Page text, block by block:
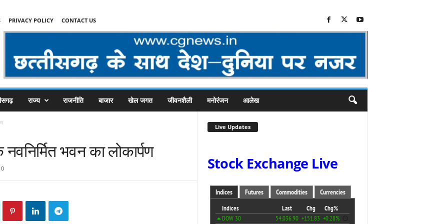
PRIVACY POLICY CONTACT US
राज्य राजनीति बाजार खेल जगत जीवनशैली मनोरंजन आलेख
भवन का लोकार्पण
0
Live Updates
Stock Exchange Live